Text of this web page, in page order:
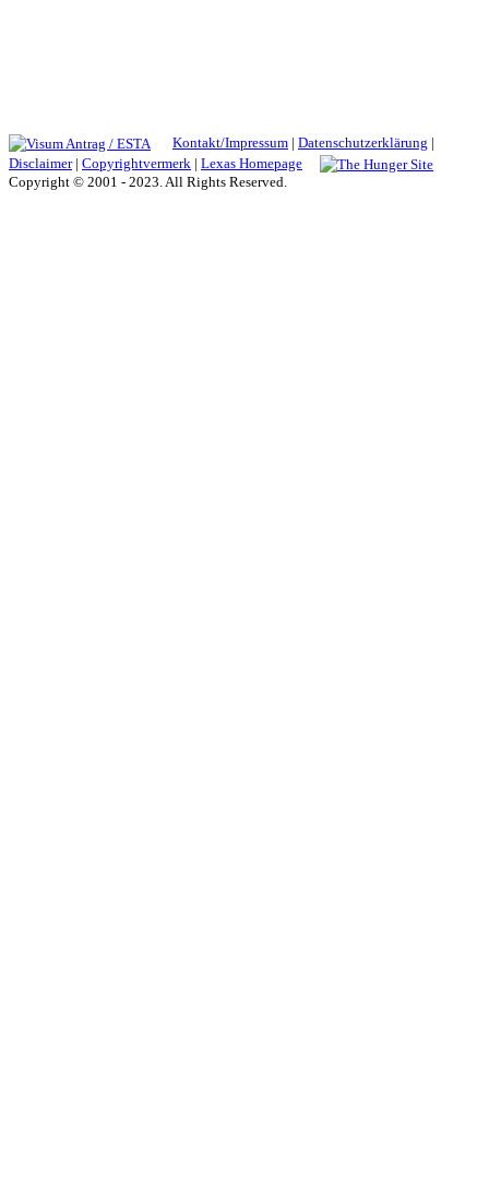
Kontakt/Impressum | Datenschutzerklärung |
Disclaimer| Copyrightvermerk | Lexas Homepage
Copyright © 2001 - 2023. All Rights Reserved.